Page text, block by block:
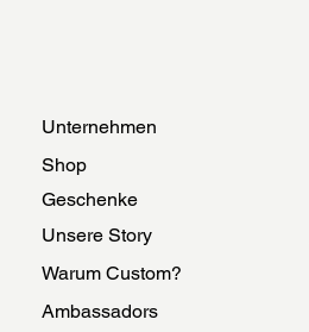
Unternehmen
Shop
Geschenke
Unsere Story
Warum Custom?
Ambassadors